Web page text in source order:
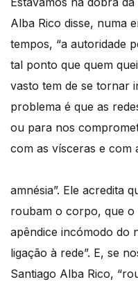
Alba Rico disse, numa
tempos, “a autoridade
tal ponto que quem
vasto tem de se tornar
problema é que as
ou para nos
com as vísceras e com
amnésia”. Ele acredita
roubam o corpo, que o
apêndice incómodo do
ligação à rede”. E, se
Santiago Alba Rico,